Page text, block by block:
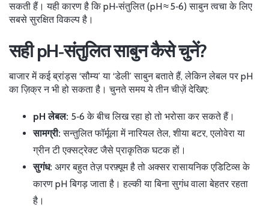
सकती हैं। यही कारण है कि pH‑संतुलित (pH ≈ 5‑6) साबुन त्वचा के लिए
सबसे सुरक्षित विकल्प है।
सही pH‑संतुलित साबुन कैसे चुनें?
बाजार में कई ब्रांड्स ‘सौम्य’ या ‘डेली’ साबुन बताते हैं, लेकिन लेबल पर pH
का ज़िक्र न भी हो सकता है। चुनते समय ये तीन चीज़ें देखिए:
pH लेबल: 5‑6 के बीच लिख रहा हो तो भरोसा कर सकते हैं।
सामग्री: सन्तुलित फॉर्मूला में नारियल तेल, शीया बटर, एलोवेरा या
ग्रीन टी एक्सट्रेक्ट जैसे प्राकृतिक घटक हों।
सुगंध: अगर बहुत तेज़ परफ़्यूम है तो अक्सर रासायनिक एडिटिव्स के
कारण pH बिगड़ जाता है। हल्की या बिना सुगंध वाला बेहतर रहता
है।